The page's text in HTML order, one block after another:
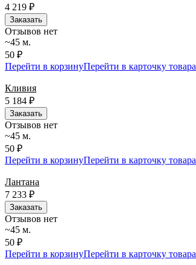
4 219 ₽
Заказать
Отзывов нет
~45 м.
50 ₽
Перейти в корзинуПерейти в карточку товара
Кливия
5 184 ₽
Заказать
Отзывов нет
~45 м.
50 ₽
Перейти в корзинуПерейти в карточку товара
Лантана
7 233 ₽
Заказать
Отзывов нет
~45 м.
50 ₽
Перейти в корзинуПерейти в карточку товара